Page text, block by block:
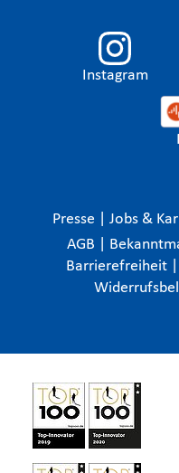
Instagram
Presse Jobs &
AGB
Barrierefreiheit